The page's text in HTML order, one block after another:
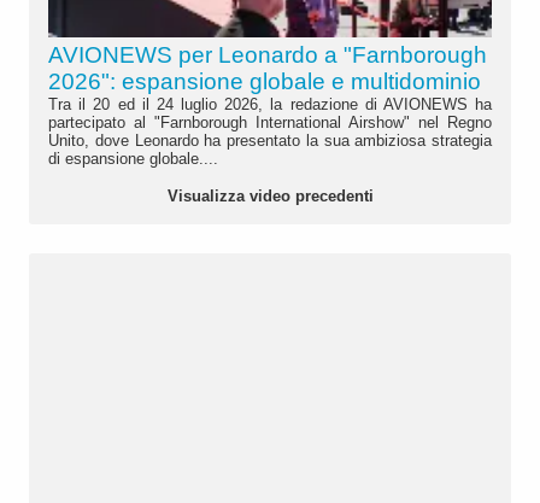
AVIONEWS per Leonardo a "Farnborough
2026": espansione globale e multidominio
Tra il 20 ed il 24 luglio 2026, la redazione di AVIONEWS ha
partecipato al "Farnborough International Airshow" nel Regno
Unito, dove Leonardo ha presentato la sua ambiziosa strategia
di espansione globale....
Visualizza video precedenti